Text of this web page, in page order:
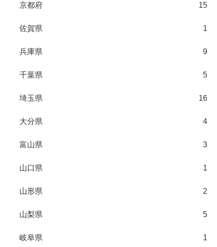
京都府 15
佐賀県 1
兵庫県 9
千葉県 5
埼玉県 16
大分県 4
富山県 3
山口県 1
山形県 2
山梨県 5
岐阜県 1